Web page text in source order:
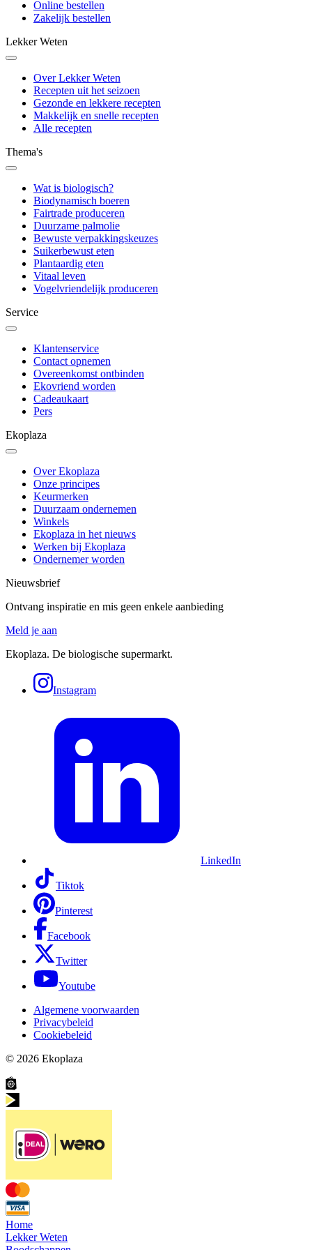
Online bestellen
Zakelijk bestellen
Lekker Weten
Over Lekker Weten
Recepten uit het seizoen
Gezonde en lekkere recepten
Makkelijk en snelle recepten
Alle recepten
Thema's
Wat is biologisch?
Biodynamisch boeren
Fairtrade produceren
Duurzame palmolie
Bewuste verpakkingskeuzes
Suikerbewust eten
Plantaardig eten
Vitaal leven
Vogelvriendelijk produceren
Service
Klantenservice
Contact opnemen
Overeenkomst ontbinden
Ekovriend worden
Cadeaukaart
Pers
Ekoplaza
Over Ekoplaza
Onze principes
Keurmerken
Duurzaam ondernemen
Winkels
Ekoplaza in het nieuws
Werken bij Ekoplaza
Ondernemer worden
Nieuwsbrief
Ontvang inspiratie en mis geen enkele aanbieding
Meld je aan
Ekoplaza. De biologische supermarkt.
Instagram
LinkedIn
Tiktok
Pinterest
Facebook
Twitter
Youtube
Algemene voorwaarden
Privacybeleid
Cookiebeleid
© 2026 Ekoplaza
Home
Lekker Weten